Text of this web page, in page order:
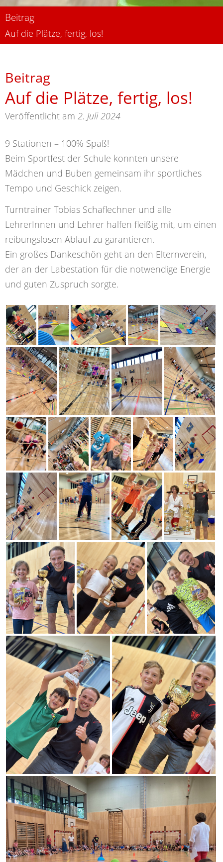
Beitrag
Auf die Plätze, fertig, los!
Beitrag
Auf die Plätze, fertig, los!
Veröffentlicht am 2. Juli 2024
9 Stationen – 100% Spaß!
Beim Sportfest der Schule konnten unsere
Mädchen und Buben gemeinsam ihr sportliches
Tempo und Geschick zeigen.
Turntrainer Tobias Schaflechner und alle
LehrerInnen und Lehrer halfen fleißig mit, um einen
reibungslosen Ablauf zu garantieren.
Ein großes Dankeschön geht an den Elternverein,
der an der Labestation für die notwendige Energie
und guten Zuspruch sorgte.